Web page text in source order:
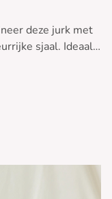
deze jurk met
sjaal. Ideaal